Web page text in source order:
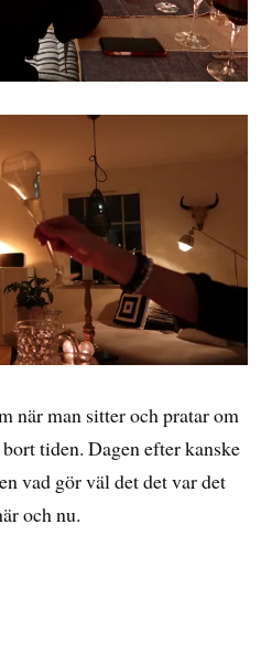
när man sitter och pratar om
tiden. Dagen efter kanske
vad gör väl det det var det
och nu.